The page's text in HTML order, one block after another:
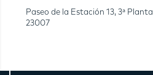
Paseo de la Estación 13, 3ª Planta
23007